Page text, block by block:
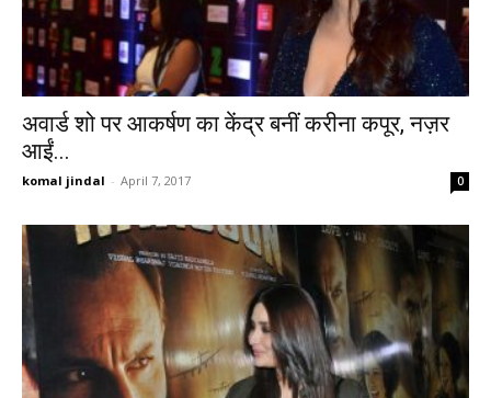
अवार्ड शो पर आकर्षण का केंद्र बनीं करीना कपूर, नज़र
आईं...
komal jindal - April 7, 2017 0